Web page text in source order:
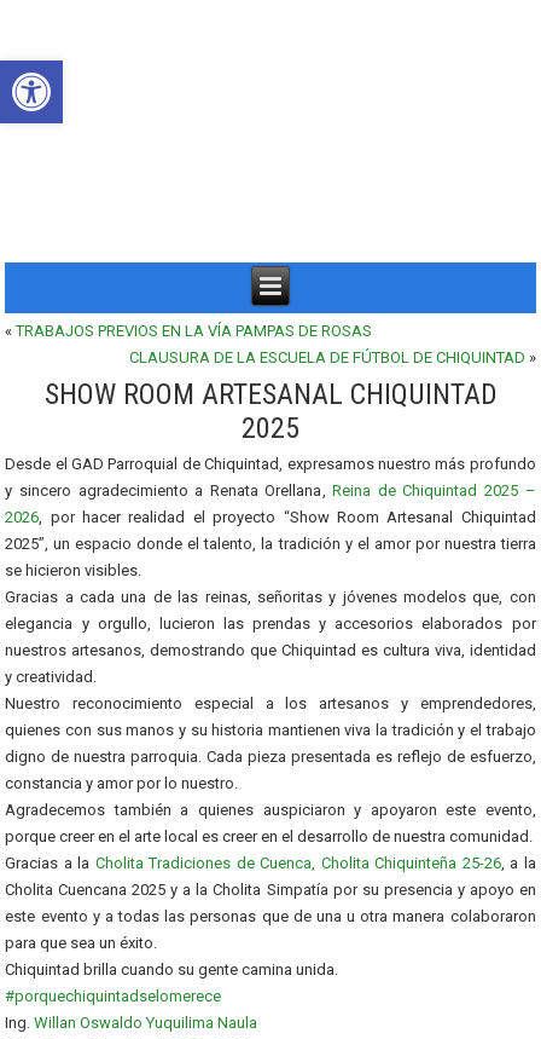
«TRABAJOS PREVIOS EN LA VÍA PAMPAS DE ROSAS
CLAUSURA DE LA ESCUELA DE FÚTBOL DE CHIQUINTAD »
SHOW ROOM ARTESANAL CHIQUINTAD
2025
Desde el GAD Parroquial de Chiquintad, expresamos nuestro más profundo
y sincero agradecimiento a Renata Orellana,Reina de Chiquintad 2025 –
2026, por hacer realidad el proyecto “Show Room Artesanal Chiquintad
2025”, un espacio donde el talento, la tradición y el amor por nuestra tierra
se hicieron visibles.
Gracias a cada una de las reinas, señoritas y jóvenes modelos que, con
elegancia y orgullo, lucieron las prendas y accesorios elaborados por
nuestros artesanos, demostrando que Chiquintad es cultura viva, identidad
y creatividad.
Nuestro reconocimiento especial a los artesanos y emprendedores,
quienes con sus manos y su historia mantienen viva la tradición y el trabajo
digno de nuestra parroquia. Cada pieza presentada es reflejo de esfuerzo,
constancia y amor por lo nuestro.
Agradecemos también a quienes auspiciaron y apoyaron este evento,
porque creer en el arte local es creer en el desarrollo de nuestra comunidad.
Gracias a la Cholita Tradiciones de Cuenca, Cholita Chiquinteña 25-26, a la
Cholita Cuencana 2025 y a la Cholita Simpatía por su presencia y apoyo en
este evento y a todas las personas que de una u otra manera colaboraron
para que sea un éxito.
Chiquintad brilla cuando su gente camina unida.
#porquechiquintadselomerece
Ing.Willan Oswaldo Yuquilima Naula
Abrir barra de herramientas